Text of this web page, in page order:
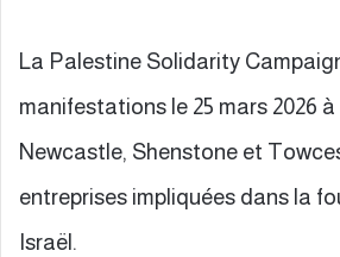
La Palestine Solidarity
manifestations le 25 mars 2026
Newcastle, Shenstone et
entreprises impliquées dans la
Israël.